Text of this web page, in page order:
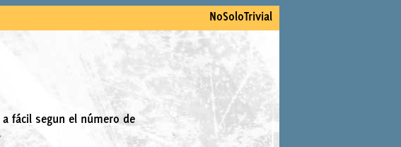
NoSoloTrivial
fácil segun el número de